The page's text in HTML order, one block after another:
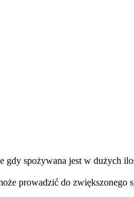
gdy spożywana jest w dużych
prowadzić do zwiększonego